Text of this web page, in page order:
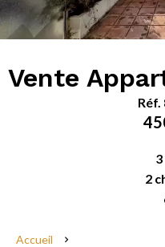
Vente
Réf.
2
Accueil